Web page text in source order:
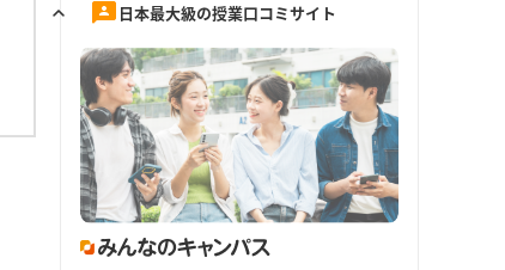
日本最大級の授業口コミサイト